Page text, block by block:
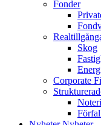
Fonder
Skog
Corporate